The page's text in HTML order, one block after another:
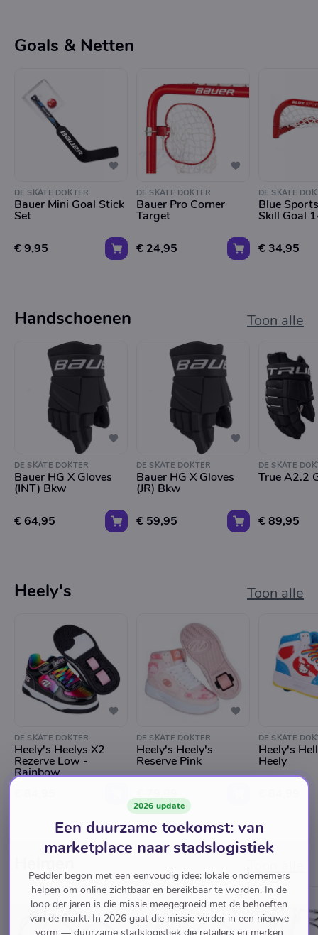
Goals & Netten
DE SKATE DOKTER
Bauer Mini Goal Stick
Set
€ 9,95
DE SKATE DOKTER
Bauer Pro Corner
Target
€ 24,95
DE SKATE
Blue
Skill Goal
€ 34,95
Handschoenen Toon alle
DE SKATE DOKTER
Bauer HG X Gloves
(INT) Bkw
€ 64,95
DE SKATE DOKTER
Bauer HG X Gloves
(JR) Bkw
€ 59,95
DE SKATE
True A2.2
€ 89,95
Heely's Toon alle
DE SKATE DOKTER
Heely's Heelys X2
Rezerve Low -
Rainbow
DE SKATE DOKTER
Heely's Heely's
Reserve Pink
DE SKATE
Heely's
Heely
2026 update
Een duurzame toekomst: van
marketplace naar stadslogistiek
Peddler begon met een eenvoudig idee: lokale ondernemers
helpen om online zichtbaar en bereikbaar te worden. In de
loop der jaren is die missie meegegroeid met de behoeften
van de markt. In 2026 gaat die missie verder in een nieuwe